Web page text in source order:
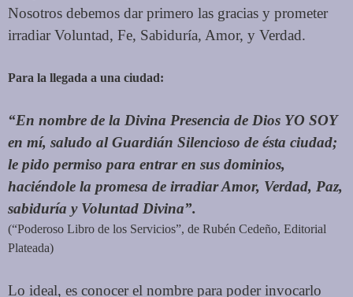
Nosotros debemos dar primero las gracias y prometer
irradiar Voluntad, Fe, Sabiduría, Amor, y Verdad.
Para la llegada a una ciudad:
“En nombre de la Divina Presencia de Dios YO SOY
en mí, saludo al Guardián Silencioso de ésta ciudad;
le pido permiso para entrar en sus dominios,
haciéndole la promesa de irradiar Amor, Verdad, Paz,
sabiduría y Voluntad Divina”.
(“Poderoso Libro de los Servicios”, de Rubén Cedeño, Editorial
Plateada)
Lo ideal, es conocer el nombre para poder invocarlo